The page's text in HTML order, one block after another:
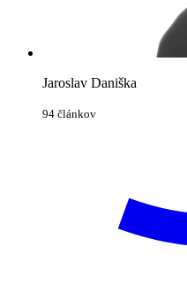
Jaroslav Daniška
94 článkov